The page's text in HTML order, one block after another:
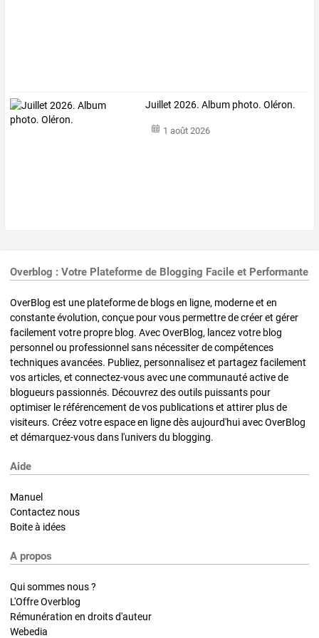
Juillet 2026. Album photo. Oléron.
1 août 2026
Overblog : Votre Plateforme de Blogging Facile et Performante
OverBlog est une plateforme de blogs en ligne, moderne et en
constante évolution, conçue pour vous permettre de créer et gérer
facilement votre propre blog. Avec OverBlog, lancez votre blog
personnel ou professionnel sans nécessiter de compétences
techniques avancées. Publiez, personnalisez et partagez facilement
vos articles, et connectez-vous avec une communauté active de
blogueurs passionnés. Découvrez des outils puissants pour
optimiser le référencement de vos publications et attirer plus de
visiteurs. Créez votre espace en ligne dès aujourd'hui avec OverBlog
et démarquez-vous dans l'univers du blogging.
Aide
Manuel
Contactez nous
Boite à idées
A propos
Qui sommes nous ?
L'Offre Overblog
Rémunération en droits d'auteur
Webedia